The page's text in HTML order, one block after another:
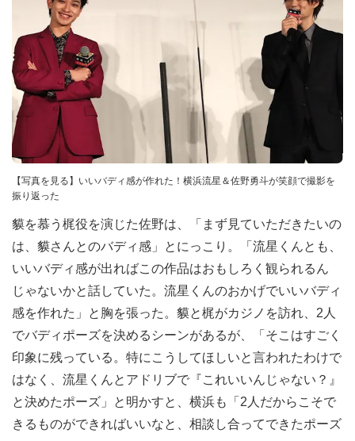
【写真を見る】いいバディ感が作れた！横浜流星＆佐野勇斗が笑顔で撮影を
振り返った
貘を慕う梶役を演じた佐野は、「まず見ていただきたいの
は、貘さんとのバディ感」とにっこり。「流星くんとも、
いいバディ感が出ればこの作品はおもしろく観られるん
じゃないかと話していた。流星くんのおかげでいいバディ
感を作れた」と胸を張った。貘と梶がカジノを訪れ、2人
でバディポーズを決めるシーンがあるが、「そこはすごく
印象に残っている。特にこうしてほしいと言われたわけで
はなく、流星くんとアドリブで『これいいんじゃない？』
と決めたポーズ」と明かすと、横浜も「2人だからこそで
きるものができればいいなと、相談し合ってできたポーズ